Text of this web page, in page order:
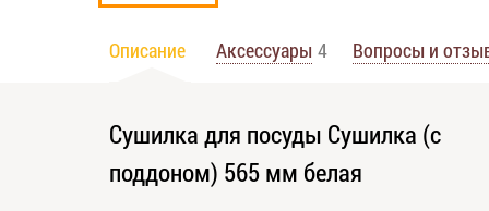
Описание Аксессуары 4 Вопросы и
Сушилка для посуды Сушилка (с
поддоном) 565 мм белая